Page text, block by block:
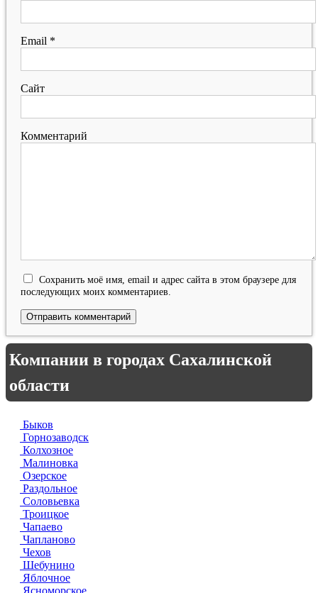
Email *
Сайт
Комментарий
Сохранить моё имя, email и адрес сайта в этом браузере для
последующих моих комментариев.
Компании в городах Сахалинской
области
Быков
Горнозаводск
Колхозное
Малиновка
Озерское
Раздольное
Соловьевка
Троицкое
Чапаево
Чапланово
Чехов
Шебунино
Яблочное
Ясноморское